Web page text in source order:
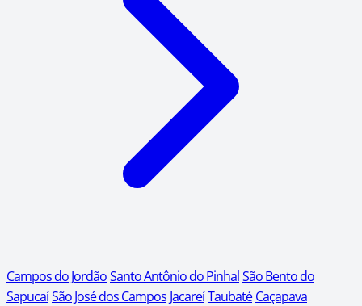
Campos do JordãoSanto Antônio do PinhalSão Bento do
SapucaíSão José dos Campos JacareíTaubaté Caçapava